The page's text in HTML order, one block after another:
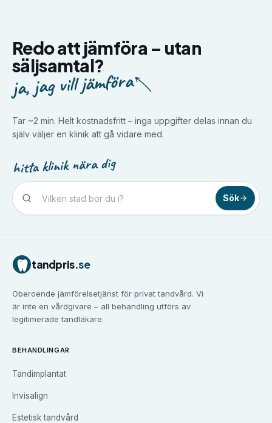
Redo att jämföra – utan
säljsamtal?
ja, jag vill jämföra
Tar ~2 min. Helt kostnadsfritt – inga uppgifter delas innan du
själv väljer en klinik att gå vidare med.
hitta klinik nära dig
Sök
Tandvård i
Tandvård iFalun
Tandvård i Göteborg
Tandvård iHalmstad
Tandvård iHelsingborg
Tandvård iJärfälla
Tandvård i
Tandvård i Kalmar
tandpris.se
Oberoende jämförelsetjänst för privat tandvård. Vi
är inte en vårdgivare – all behandling utförs av
legitimerade tandläkare.
BEHANDLINGAR
Tandimplantat
Invisalign
Estetisk tandvård